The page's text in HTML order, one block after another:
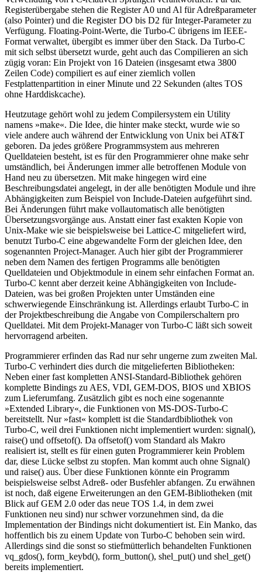
Registerübergabe stehen die Register A0 und Al für Adreßparameter
(also Pointer) und die Register DO bis D2 für Integer-Parameter zu
Verfügung. Floating-Point-Werte, die Turbo-C übrigens im IEEE-
Format verwaltet, übergibt es immer über den Stack. Da Turbo-C
mit sich selbst übersetzt wurde, geht auch das Compilieren an sich
zügig voran: Ein Projekt von 16 Dateien (insgesamt etwa 3800
Zeilen Code) compiliert es auf einer ziemlich vollen
Festplattenpartition in einer Minute und 22 Sekunden (altes TOS
ohne Harddiskcache).
Heutzutage gehört wohl zu jedem Compilersystem ein Utility
namens »make«. Die Idee, die hinter make steckt, wurde wie so
viele andere auch während der Entwicklung von Unix bei AT&T
geboren. Da jedes größere Programmsystem aus mehreren
Quelldateien besteht, ist es für den Programmierer ohne make sehr
umständlich, bei Änderungen immer alle betroffenen Module von
Hand neu zu übersetzen. Mit make hingegen wird eine
Beschreibungsdatei angelegt, in der alle benötigten Module und ihre
Abhängigkeiten zum Beispiel von Include-Dateien aufgeführt sind.
Bei Änderungen führt make vollautomatisch alle benötigten
Übersetzungsvorgänge aus. Anstatt einer fast exakten Kopie von
Unix-Make wie sie beispielsweise bei Lattice-C mitgeliefert wird,
benutzt Turbo-C eine abgewandelte Form der gleichen Idee, den
sogenannten Project-Manager. Auch hier gibt der Programmierer
neben dem Namen des fertigen Programms alle benötigten
Quelldateien und Objektmodule in einem sehr einfachen Format an.
Turbo-C kennt aber derzeit keine Abhängigkeiten von Include-
Dateien, was bei großen Projekten unter Umständen eine
schwerwiegende Einschränkung ist. Allerdings erlaubt Turbo-C in
der Projektbeschreibung die Angabe von Compilerschaltern pro
Quelldatei. Mit dem Projekt-Manager von Turbo-C läßt sich soweit
hervorragend arbeiten.
Programmierer erfinden das Rad nur sehr ungerne zum zweiten Mal.
Turbo-C verhindert dies durch die mitgelieferten Bibliotheken:
Neben einer fast kompletten ANSI-Standard-Bibliothek gehören
komplette Bindings zu AES, VDI, GEM-DOS, BIOS und XBIOS
zum Lieferumfang. Zusätzlich gibt es noch eine sogenannte
»Extended Library«, die Funktionen von MS-DOS-Turbo-C
bereitstellt. Nur »fast« komplett ist die Standardbibliothek von
Turbo-C, weil drei Funktionen nicht implementiert wurden: signal(),
raise() und offsetof(). Da offsetof() vom Standard als Makro
realisiert ist, stellt es für einen guten Programmierer kein Problem
dar, diese Lücke selbst zu stopfen. Man kommt auch ohne Signal()
und raise() aus. Über diese Funktionen könnte ein Programm
beispielsweise selbst Adreß- oder Busfehler abfangen. Zu erwähnen
ist noch, daß eigene Erweiterungen an den GEM-Bibliotheken (mit
Blick auf GEM 2.0 oder das neue TOS 1.4, in dem zwei
Funktionen neu sind) nur schwer vorzunehmen sind, da die
Implementation der Bindings nicht dokumentiert ist. Ein Manko, das
hoffentlich bis zu einem Update von Turbo-C behoben sein wird.
Allerdings sind die sonst so stiefmütterlich behandelten Funktionen
vq_gdos(), form_keybd(), form_button(), shel_put() und shel_get()
bereits implementiert.